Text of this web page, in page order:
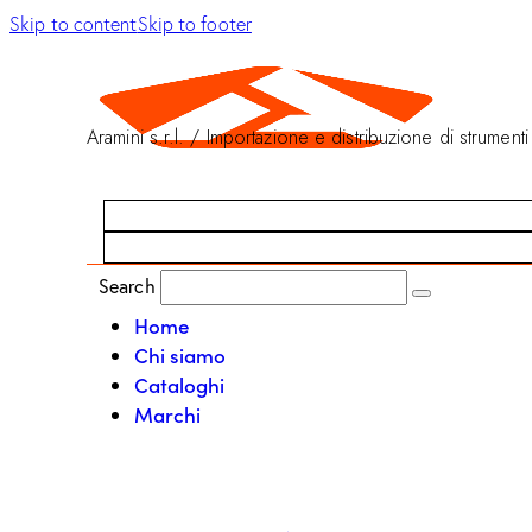
Skip to contentSkip to footer
Aramini s.r.l. / Importazione e distribuzione di strumenti
Search
Home
Chi siamo
Cataloghi
Marchi